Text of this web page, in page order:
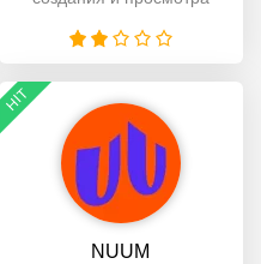
NUUM
HIT